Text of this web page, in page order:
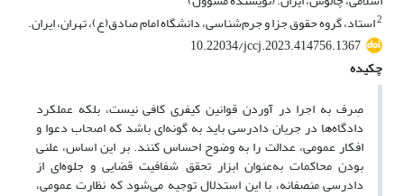
2استاد، گروه حقوق جزا و جرم‌شناسی، دانشگاه امام صادق(ع)، تهران، ایران.
10.22034/jccj.2023.414756.1367
چکیده
صِرف به اجرا در آوردن قوانین کیفری کافی نیست، بلکه عملکرد
دادگاه‌ها در جریان دادرسی باید به گونه‌ای باشد که اصحاب دعوا و
افکار عمومی، عدالت را به وضوح احساس کنند. بر این اساس، علنی
بودن محاکمات به‌عنوان ابزار تحقق شفافیت قضایی و جلوه‌ای از
دادرسی منصفانه، با این استدلال توجیه می‌شود که نظارت عمومی،